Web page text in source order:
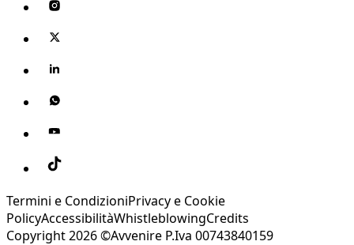
Termini e CondizioniPrivacy e Cookie
PolicyAccessibilitàWhistleblowingCredits
Copyright 2026 ©Avvenire P.Iva 00743840159